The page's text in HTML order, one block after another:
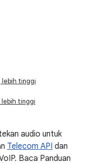
lebih tinggi
lebih tinggi
audio untuk
Telecom API dan
Baca Panduan